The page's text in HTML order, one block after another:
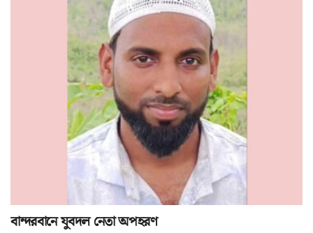
বান্দরবানে যুবদল নেতা অপহরণ